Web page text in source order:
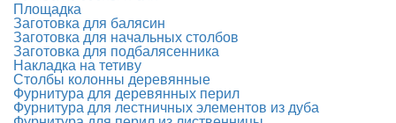
Площадка
Заготовка для балясин
Заготовка для начальных столбов
Заготовка для подбалясенника
Накладка на тетиву
Столбы колонны деревянные
Фурнитура для деревянных перил
Фурнитура для лестничных элементов из дуба